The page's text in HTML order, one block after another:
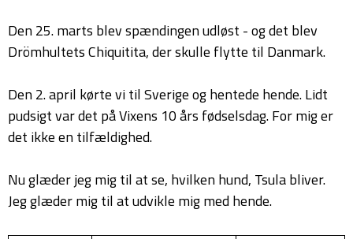
Den 25. marts blev spændingen udløst - og det blev
Drömhultets Chiquitita, der skulle flytte til Danmark.
Den 2. april kørte vi til Sverige og hentede hende. Lidt
pudsigt var det på Vixens 10 års fødselsdag. For mig er
det ikke en tilfældighed.
Nu glæder jeg mig til at se, hvilken hund, Tsula bliver.
Jeg glæder mig til at udvikle mig med hende.